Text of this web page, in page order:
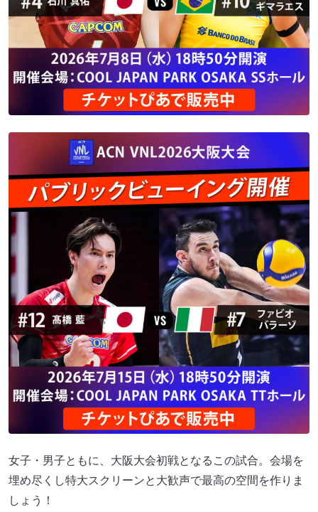
女子・男子ともに、大阪大会初戦となるこの試合。会場を
埋め尽くし特大スクリーンと大歓声で最高の空間を作りま
しょう！